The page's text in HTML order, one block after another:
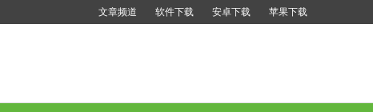
文章频道 软件下载 安卓下载 苹果下载